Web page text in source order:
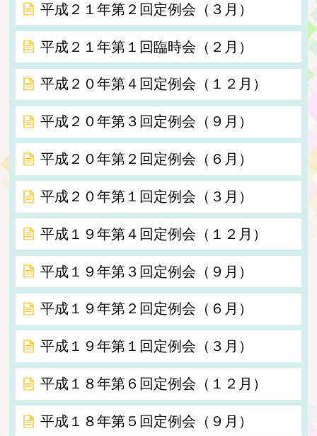
平成２１年第２回定例会（３月）
平成２１年第１回臨時会（２月）
平成２０年第４回定例会（１２月）
平成２０年第３回定例会（９月）
平成２０年第２回定例会（６月）
平成２０年第１回定例会（３月）
平成１９年第４回定例会（１２月）
平成１９年第３回定例会（９月）
平成１９年第２回定例会（６月）
平成１９年第１回定例会（３月）
平成１８年第６回定例会（１２月）
平成１８年第５回定例会（９月）